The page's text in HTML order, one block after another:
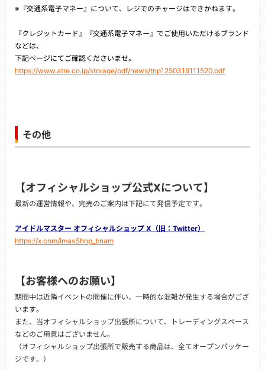
※『交通系電子マネー』について、レジでのチャージはできかねます。
『クレジットカード』『交通系電子マネー』でご使用いただけるブランド
などは、
下記ページにてご確認くださいませ。
https://www.atre.co.jp/storage/pdf/news/tnp1250319111520.pdf
その他
【オフィシャルショップ公式Xについて】
最新の運営情報や、完売のご案内は下記にて発信予定です。
アイドルマスター オフィシャルショップ X（旧：Twitter）
https://x.com/ImasShop_bnam
【お客様へのお願い】
期間中は近隣イベントの開催に伴い、一時的な混雑が発生する場合がござ
います。
また、当オフィシャルショップ出張所について、トレーディングスペース
などのご用意はございません。
（オフィシャルショップ出張所で販売する商品は、全てオープンパッケー
ジです。）